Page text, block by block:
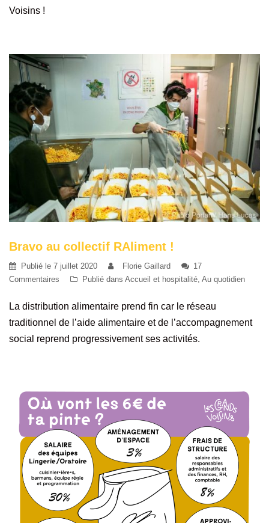
Voisins !
Bravo au collectif RAliment !
Publié le 7 juillet 2020 Florie Gaillard
17
Commentaires
Publié dans Accueil et hospitalité Au quotidien
La distribution alimentaire prend fin car le réseau
traditionnel de l’aide alimentaire et de l’accompagnement
social reprend progressivement ses activités.